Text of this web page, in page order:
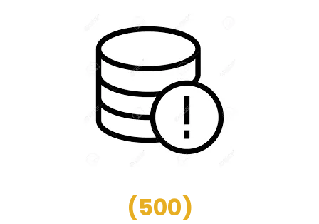
(500)